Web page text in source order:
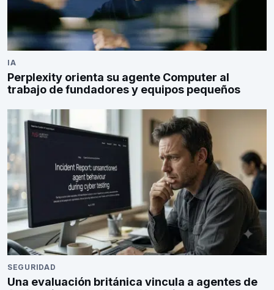
IA
Perplexity orienta su agente Computer al
trabajo de fundadores y equipos pequeños
SEGURIDAD
Una evaluación británica vincula a agentes de